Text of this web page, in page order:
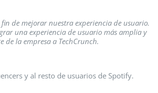
de mejorar nuestra experiencia de usuario.
una experiencia de usuario más amplia y
de la empresa a TechCrunch.
y al resto de usuarios de Spotify.